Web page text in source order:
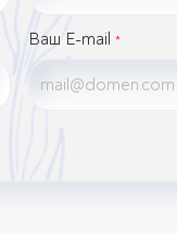
Ваш E-mail*